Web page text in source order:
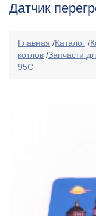
Датчик
Главная /Каталог /
котлов /Запчасти
95C